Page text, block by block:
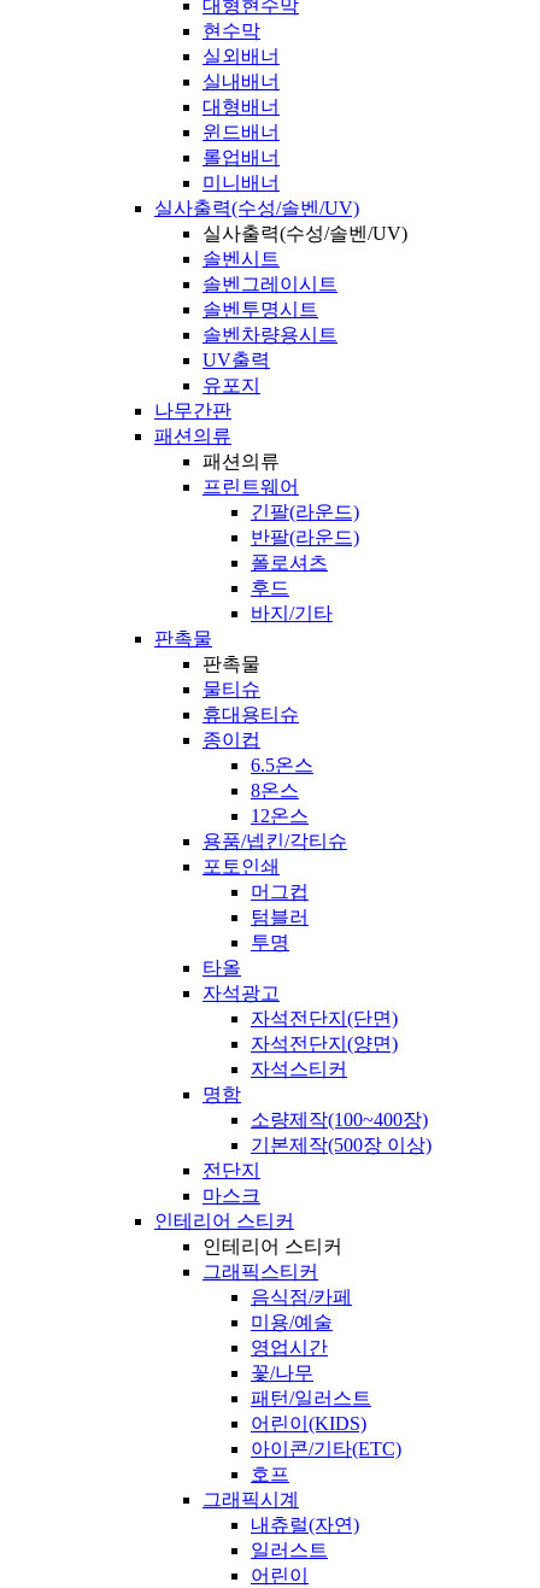
대형현수막
현수막
실외배너
실내배너
대형배너
윈드배너
롤업배너
미니배너
실사출력(수성/솔벤/UV)
실사출력(수성/솔벤/UV)
솔벤시트
솔벤그레이시트
솔벤투명시트
솔벤차량용시트
UV출력
유포지
나무간판
패션의류
패션의류
프린트웨어
긴팔(라운드)
반팔(라운드)
폴로셔츠
후드
바지/기타
판촉물
판촉물
물티슈
휴대용티슈
종이컵
6.5온스
8온스
12온스
용품/넵킨/각티슈
포토인쇄
머그컵
텀블러
투명
타올
자석광고
자석전단지(단면)
자석전단지(양면)
자석스티커
명함
소량제작(100~400장)
기본제작(500장 이상)
전단지
마스크
인테리어 스티커
인테리어 스티커
그래픽스티커
음식점/카페
미용/예술
영업시간
꽃/나무
패턴/일러스트
어린이(KIDS)
아이콘/기타(ETC)
호프
그래픽시계
내츄럴(자연)
일러스트
어린이